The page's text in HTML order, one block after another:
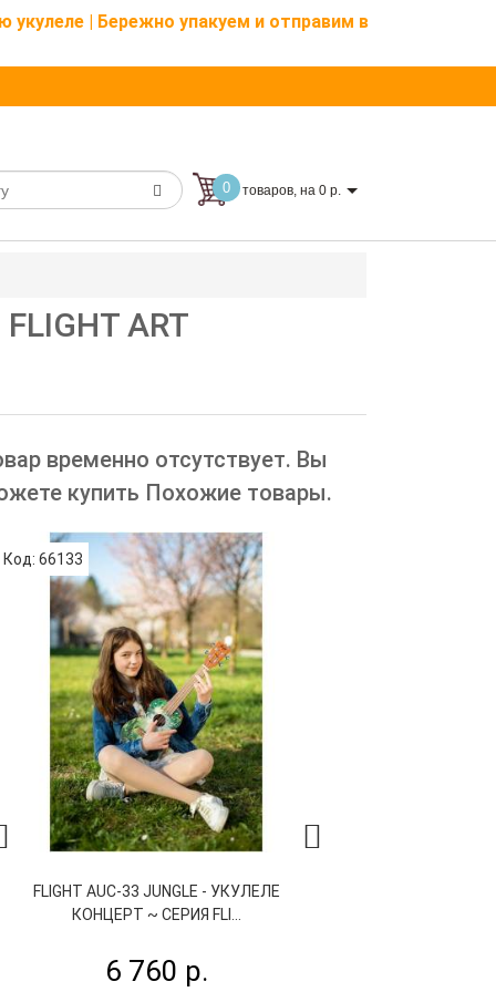
укулеле | Бережно упакуем и отправим в
0 товаров, на 0 р.
ART
временно отсутствует. Вы
купить Похожие товары.
Код: 66133
FLIGHT AUC-33 JUNGLE - УКУЛЕЛЕ
КОНЦЕРТ ~ СЕРИЯ FLI...
6 760 р.